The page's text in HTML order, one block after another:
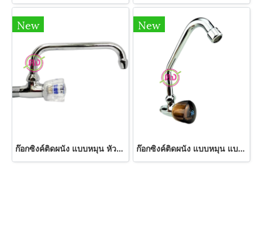
New
ก๊อกซิงค์ติดผนัง แบบหมุน หัวแก้ว K-884 SWEETHOME
New
ก๊อกซิงค์ติดผนัง แบบหมุน แบบหัวชา K-650 SWEETHOME